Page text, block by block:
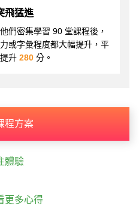
飛猛進
們密集學習 90 堂課程後，
或字彙程度都大幅提升，平
升 280 分。
程方案
體驗
更多心得